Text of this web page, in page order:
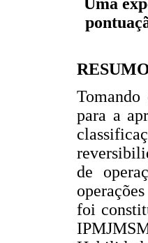
Tomando
para a
de
foi